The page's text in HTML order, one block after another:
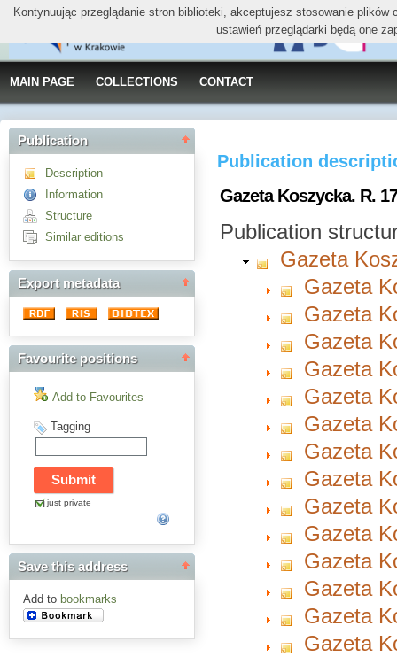
MAIN PAGE COLLECTIONS CONTACT
Publication
Description
Information
Structure
Similar editions
Export metadata
Favourite positions
Add to Favourites
Tagging
just private
Save this address
Add to bookmarks
Publication
Gazeta Koszycka. R.
Publication
Gazeta
Gazeta
Gazeta
Gazeta
Gazeta
Gazeta
Gazeta
Gazeta
Gazeta
Gazeta
Gazeta
Gazeta
Gazeta
Gazeta
Gazeta
Kontynuując przeglądanie stron biblioteki, akceptujesz stosowanie
ustawień przeglądarki będą one